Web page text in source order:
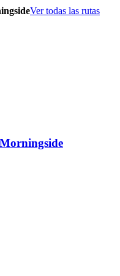
Ver todas las rutas
Morningside